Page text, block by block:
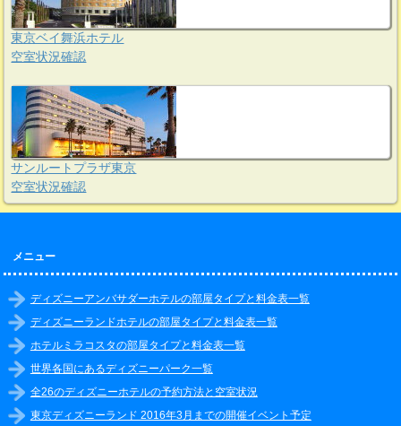
東京ベイ舞浜ホテル
空室状況確認
サンルートプラザ東京
空室状況確認
メニュー
ディズニーアンバサダーホテルの部屋タイプと料金表一覧
ディズニーランドホテルの部屋タイプと料金表一覧
ホテルミラコスタの部屋タイプと料金表一覧
世界各国にあるディズニーパーク一覧
全26のディズニーホテルの予約方法と空室状況
東京ディズニーランド 2016年3月までの開催イベント予定